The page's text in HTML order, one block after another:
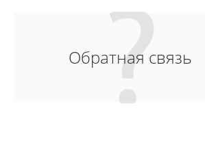
Обратная связь